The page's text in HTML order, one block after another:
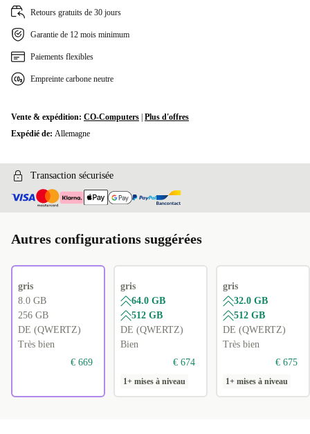
Retours gratuits de 30 jours
Garantie de 12 mois minimum
Paiements flexibles
Empreinte carbone neutre
Vente & expédition: CO-Computers Plus d'offres
Expédié de: Allemagne
Transaction sécurisée
Autres configurations suggérées
gris
8.0 GB
256 GB
DE (QWERTZ)
Très bien
€ 669
gris
64.0 GB
512 GB
DE (QWERTZ)
Bien
€ 674
1+ mises à niveau
gris
32.0 GB
512 GB
DE (QWERTZ)
Très bien
€ 675
1+ mises à niveau